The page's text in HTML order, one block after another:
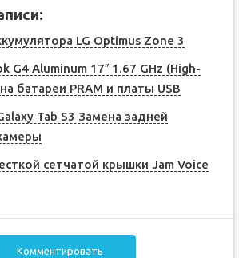
LG Optimus Zone 3
G4 Aluminum 17″ 1.67 GHz (High-
батареи PRAM и платы USB
Tab S3 Замена задней
сетчатой крышки Jam Voice
Комментировать